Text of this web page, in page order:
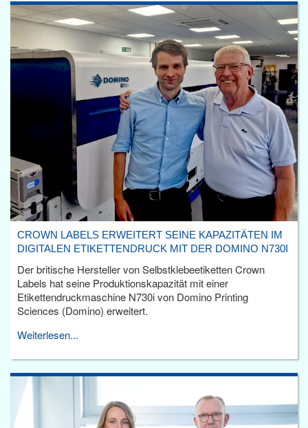
CROWN LABELS ERWEITERT SEINE KAPAZITÄTEN IM
DIGITALEN ETIKETTENDRUCK MIT DER DOMINO N730I
Der britische Hersteller von Selbstklebeetiketten Crown
Labels hat seine Produktionskapazität mit einer
Etikettendruckmaschine N730i von Domino Printing
Sciences (Domino) erweitert.
Weiterlesen...